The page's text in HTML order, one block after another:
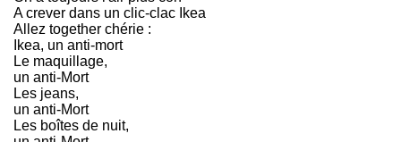
A crever dans un clic-clac Ikea
Allez together chérie :
Ikea, un anti-mort
Le maquillage,
un anti-Mort
Les jeans,
un anti-Mort
Les boîtes de nuit,